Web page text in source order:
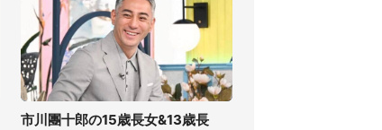
市川團十郎の15歳長女&13歳長